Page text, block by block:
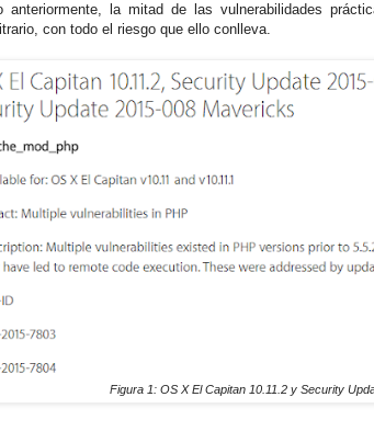
anteriormente, la mitad de las vulnerabilidades
con todo el riesgo que ello conlleva.
Figura 1: OS X El Capitan 10.11.2 y Security